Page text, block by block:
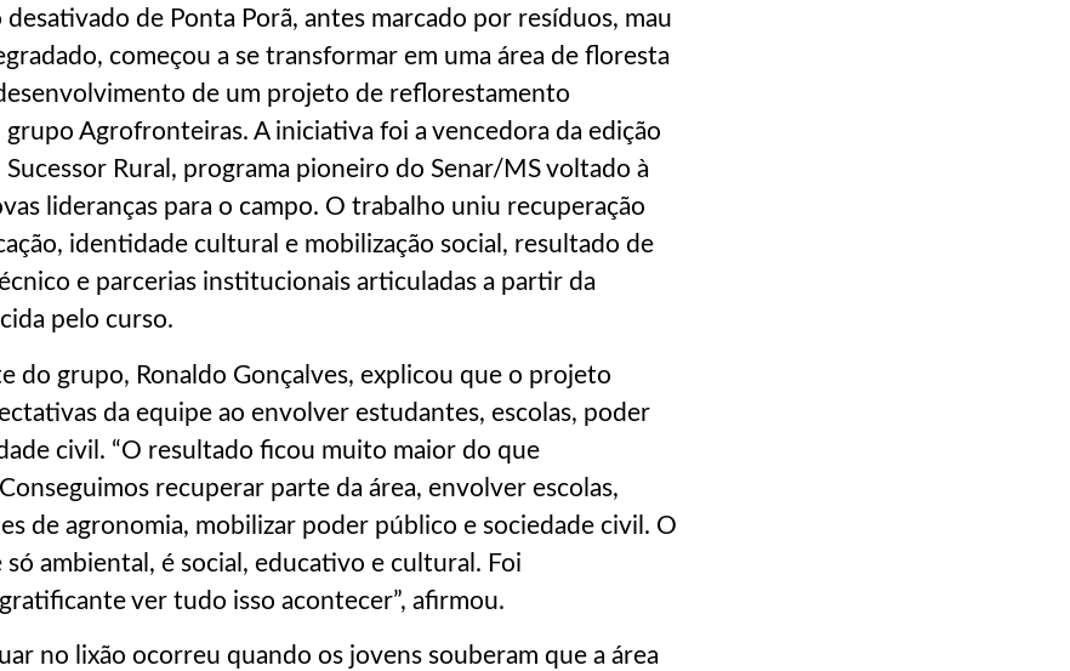
de Ponta Porã, antes marcado por resíduos, mau
começou a se transformar em uma área de floresta
de um projeto de reflorestamento
Agrofronteiras. A iniciativa foi a vencedora da edição
Rural, programa pioneiro do Senar/MS voltado à
lideranças para o campo. O trabalho uniu recuperação
identidade cultural e mobilização social, resultado de
e parcerias institucionais articuladas a partir da
pelo curso.
do grupo, Ronaldo Gonçalves, explicou que o projeto
da equipe ao envolver estudantes, escolas, poder
civil. “O resultado ficou muito maior do que
recuperar parte da área, envolver escolas,
de agronomia, mobilizar poder público e sociedade civil. O
só ambiental, é social, educativo e cultural. Foi
ver tudo isso acontecer”, afirmou.
no lixão ocorreu quando os jovens souberam que a área